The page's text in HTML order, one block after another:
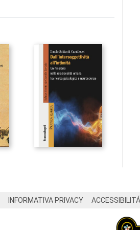
INFORMATIVA PRIVACY ACCESSIBILITÁ